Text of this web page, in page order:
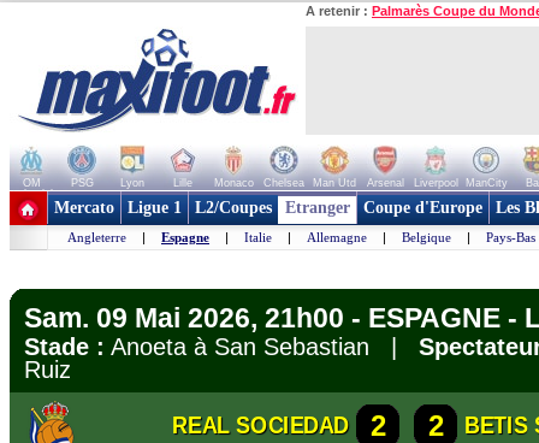
A retenir : Palmarès Coupe du
OM PSG Lyon Lille Monaco Chelsea Man Utd Arsenal Liverpool ManCity
+ de clubs
Mercato Ligue 1 L2/Coupes Etranger Coupe d'Europe Les
Angleterre | Espagne | Italie | Allemagne | Belgique | Pays-Bas
Sam. 09 Mai 2026, 21h00 - ESPAGNE -
Stade : Anoeta à San Sebastian |
Ruiz
REAL SOCIEDAD 2 2
BETIS